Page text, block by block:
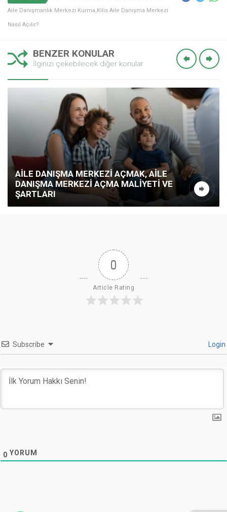
Aile Danışmanlık Merkezi Kurma,Kilis Aile Danışma Merkezi
Nasıl Açılır?
BENZER KONULAR
İlginizi çekebilecek diğer konular
AILE DANIŞMA MERKEZI AÇMAK, AILE
DANIŞMA MERKEZI AÇMA MALIYETI VE
ŞARTLARI
0
Article Rating
Subscribe Login
0 YORUM